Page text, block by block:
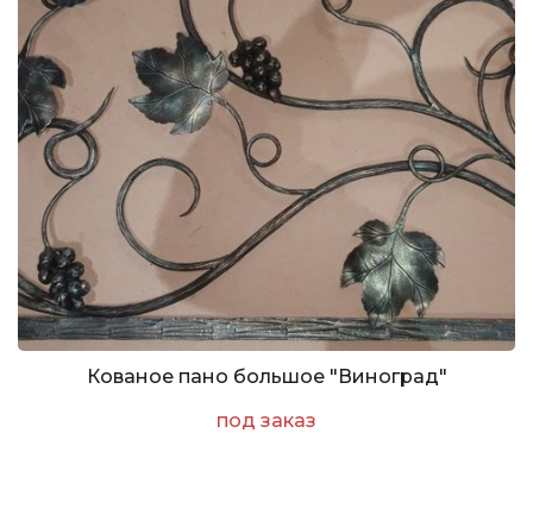
Кованое пано большое "Виноград"
под заказ